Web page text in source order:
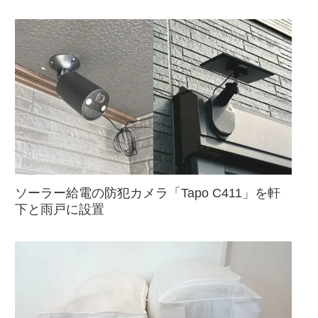
ソーラー給電の防犯カメラ「Tapo C411」を軒
下と雨戸に設置